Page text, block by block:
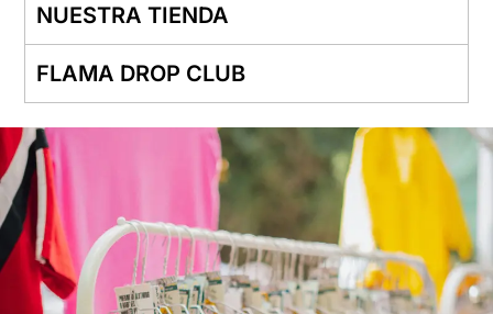
NUESTRA TIENDA
FLAMA DROP CLUB